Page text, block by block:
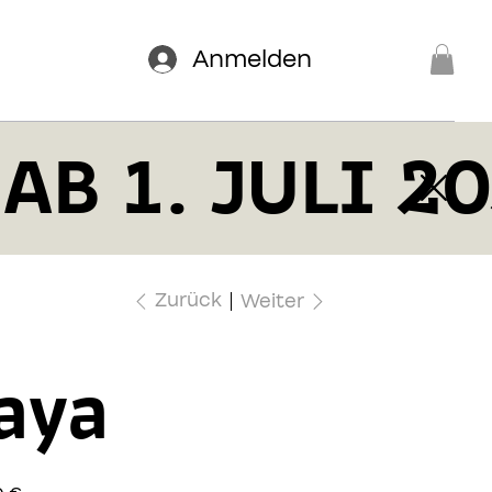
Anmelden
Zurück Weiter
AB 1. JULI